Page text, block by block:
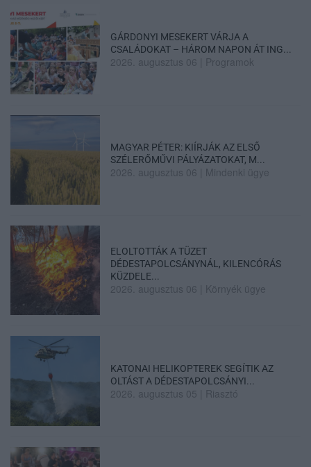
GÁRDONYI MESEKERT VÁRJA A
CSALÁDOKAT – HÁROM NAPON ÁT ING...
2026. augusztus 06 Programok
MAGYAR PÉTER: KIÍRJÁK AZ ELSŐ
SZÉLERŐMŰVI PÁLYÁZATOKAT, M...
2026. augusztus 06 Mindenki ügye
ELOLTOTTÁK A TÜZET
DÉDESTAPOLCSÁNYNÁL, KILENCÓRÁS
KÜZDELE...
2026. augusztus 06 Környék ügye
KATONAI HELIKOPTEREK SEGÍTIK AZ
OLTÁST A DÉDESTAPOLCSÁNYI...
2026. augusztus 05 Riasztó